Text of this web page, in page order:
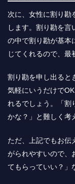
次に、女性に割り勘
します。割り勘を言
の中で割り勘が基本
じてくれるので、最
割り勘を申し出ると
気軽にいうだけで
れるでしょう。「割
かな？」と難しく考
ただ、上記でもお伝
がられやすいので、
てもらっていい？」